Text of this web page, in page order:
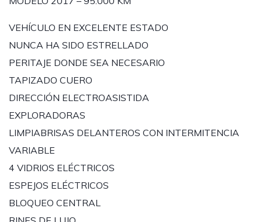
VEHÍCULO EN EXCELENTE ESTADO
NUNCA HA SIDO ESTRELLADO
PERITAJE DONDE SEA NECESARIO
TAPIZADO CUERO
DIRECCIÓN ELECTROASISTIDA
EXPLORADORAS
LIMPIABRISAS DELANTEROS CON INTERMITENCIA
VARIABLE
4 VIDRIOS ELÉCTRICOS
ESPEJOS ELÉCTRICOS
BLOQUEO CENTRAL